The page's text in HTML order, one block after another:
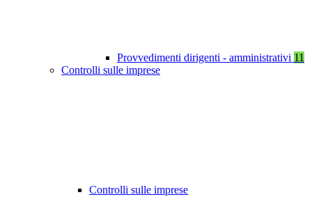
Provvedimenti dirigenti - amministrativi 11
Controlli sulle imprese
Controlli sulle imprese